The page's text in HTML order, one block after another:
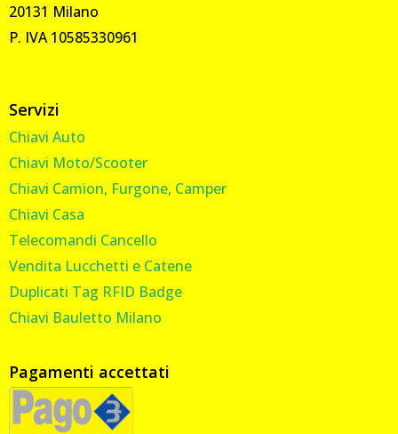
20131 Milano
P. IVA 10585330961
Servizi
Chiavi Auto
Chiavi Moto/Scooter
Chiavi Camion, Furgone, Camper
Chiavi Casa
Telecomandi Cancello
Vendita Lucchetti e Catene
Duplicati Tag RFID Badge
Chiavi Bauletto Milano
Pagamenti accettati